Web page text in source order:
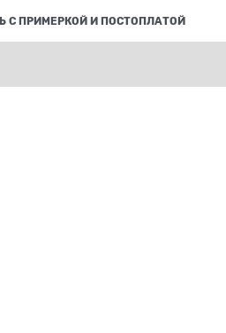
С ПРИМЕРКОЙ И ПОСТОПЛАТОЙ